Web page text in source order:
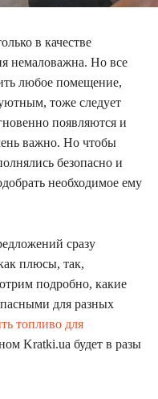
в качестве
немаловажна. Но все
любое помещение,
тоже следует
появляются и
важно. Но чтобы
безопасно и
необходимое ему
сразу
плюсы, так,
подробно, какие
для разных
топливо для
Kratki.ua будет в разы